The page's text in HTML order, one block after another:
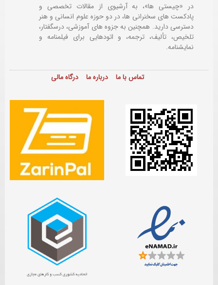
در «چیستی ها»، به آرشیوی از مقالات تخصصی و
پادکست های سخنرانی ها، در دو حوزه علوم انسانی و هنر
دسترسی دارید. همچنین به جزوه های آموزشی، درسگفتار،
تلخیص، تألیف، ترجمه، و اتودهایی برایفیلمنامه و
نمایشنامه.
تماس با ما درباره ما درگاه مالی